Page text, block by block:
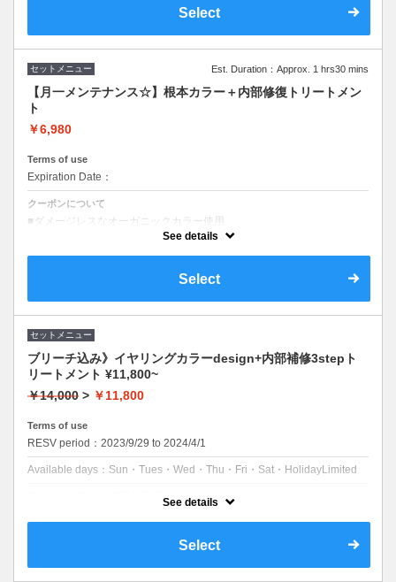
■olinoおすすめダメージ修復シャントリプレゼント
Select
セットメニュー Est. Duration：Approx. 1 hrs30 mins
【月一メンテナンス☆】根本カラー＋内部修復トリートメン
ト
￥6,980
Terms of use
Expiration Date：
クーポンについて
■ダメージレスなオーガニックカラー使用
See details
Select
セットメニュー
ブリーチ込み》イヤリングカラーdesign+内部補修3stepト
リートメント ¥11,800~
￥14,000 > ￥11,800
Terms of use
RESV period：2023/9/29 to 2024/4/1
Available days：Sun・Tues・Wed・Thu・Fri・Sat・HolidayLimited
Expiration Date：2026/08/31
クーポンについて
■追加ブリーチ＋¥4,000～
See details
Select